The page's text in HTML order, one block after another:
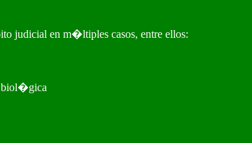
judicial en m�ltiples casos, entre ellos:
biol�gica